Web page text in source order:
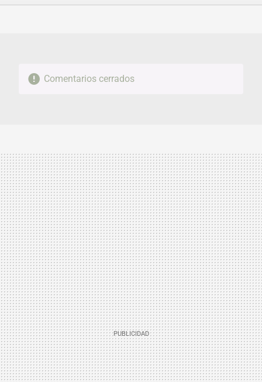
FACEBOOKTWITTERFLIPBOARD
E-
WHATSAPP
Comentarios cerrados